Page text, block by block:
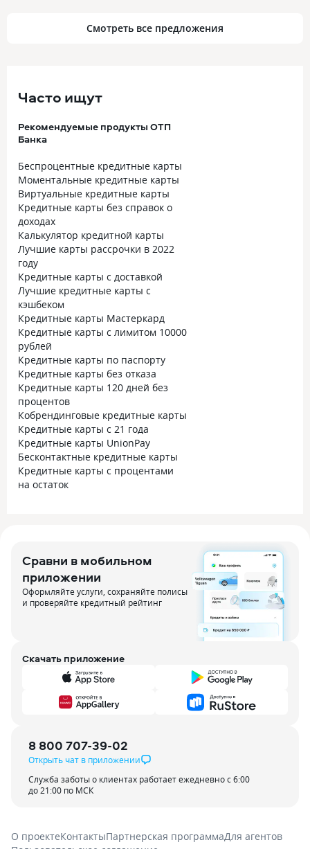
Смотреть все предложения
Часто ищут
Рекомендуемые продукты ОТП
Банка
Беспроцентные кредитные карты
Моментальные кредитные карты
Виртуальные кредитные карты
Кредитные карты без справок о
доходах
Калькулятор кредитной карты
Лучшие карты рассрочки в 2022
году
Кредитные карты с доставкой
Лучшие кредитные карты с
кэшбеком
Кредитные карты Мастеркард
Кредитные карты с лимитом 10000
рублей
Кредитные карты по паспорту
Кредитные карты без отказа
Кредитные карты 120 дней без
процентов
Кобрендинговые кредитные карты
Кредитные карты с 21 года
Кредитные карты UnionPay
Бесконтактные кредитные карты
Кредитные карты с процентами
на остаток
Сравни в мобильном
приложении
Оформляйте услуги, сохраняйте полисы
и проверяйте кредитный рейтинг
Скачать приложение
8 800 707-39-02
Открыть чат в приложении
Служба заботы о клиентах работает ежедневно с 6:00
до 21:00 по МСК
О проектеКонтактыПартнерская программаДля агентов